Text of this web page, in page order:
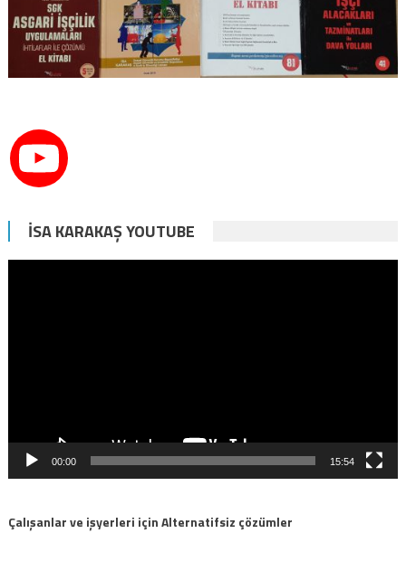
İSA KARAKAŞ YOUTUBE
00:00 15:54
Çalışanlar ve işyerleri için Alternatifsiz çözümler